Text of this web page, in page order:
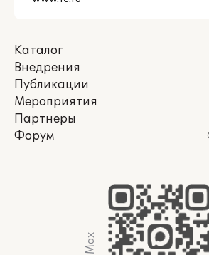
Каталог
Внедрения
Публикации
Мероприятия
Партнеры
Форум